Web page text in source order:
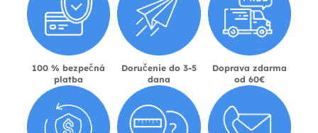
100 % bezpečná
platba
Doručenie do 3-5
dana
Doprava zdarma
od 60€